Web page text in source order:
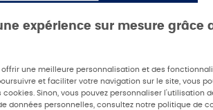
de
expérience sur mesure grâce
une meilleure personnalisation et des
et faciliter votre navigation sur le site, vous
Sinon, vous pouvez personnaliser l'utilisation
données personnelles, consultez notre politique de